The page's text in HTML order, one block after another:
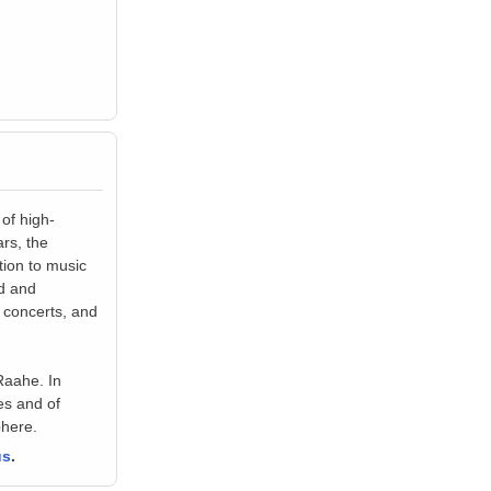
high-
the
to music
and
and
In
and of
.